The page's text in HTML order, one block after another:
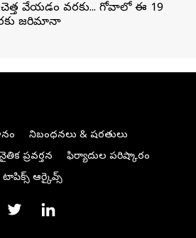
చెత్త వేయడం వరకు... గోవాలో ఈ 19
జరిమానా
నిబంధనలు & షరతులు
నైతిక ప్రవర్తన
ఫిర్యాదుల పరిష్కారం
టాపిక్స్ ఆర్కైవ్స్